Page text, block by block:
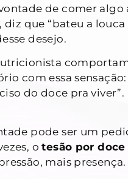
de comer algo
diz que “bateu a
desejo.
com essa
do doce pra viver”.
pode ser um
otesão por doce
mais presença.